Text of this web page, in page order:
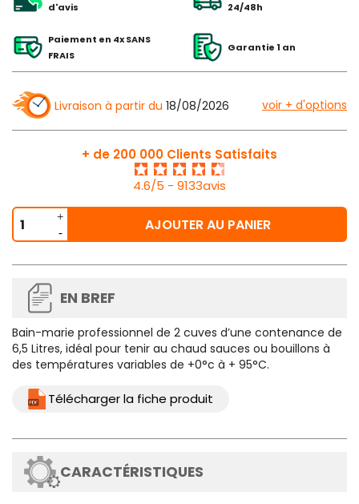
d'avis
24/48h
Paiement en 4x SANS
FRAIS
Garantie 1 an
Livraison à partir du 18/08/2026 voir + d'options
+ de 200 000 Clients Satisfaits
4.6/5 - 9133avis
AJOUTER AU PANIER
EN BREF
Bain-marie professionnel de 2 cuves d’une contenance de
6,5 Litres, idéal pour tenir au chaud sauces ou bouillons à
des températures variables de +0°c à + 95°C.
Télécharger la fiche produit
CARACTÉRISTIQUES